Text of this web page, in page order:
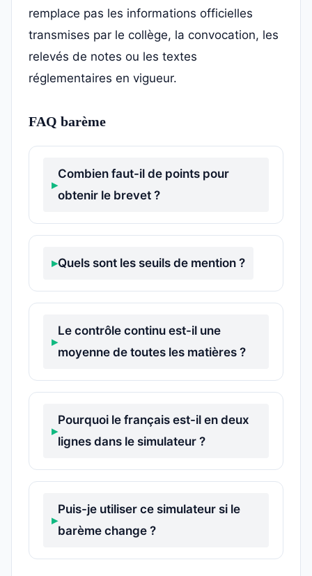
remplace pas les informations officielles
transmises par le collège, la convocation, les
relevés de notes ou les textes
réglementaires en vigueur.
FAQ barème
Combien faut-il de points pour
obtenir le brevet ?
Quels sont les seuils de mention ?
Le contrôle continu est-il une
moyenne de toutes les matières ?
Pourquoi le français est-il en deux
lignes dans le simulateur ?
Puis-je utiliser ce simulateur si le
barème change ?